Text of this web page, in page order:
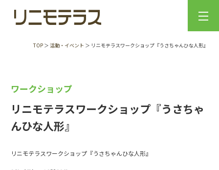
TOP＞ 活動・イベント ＞ リニモテラスワークショップ『うさちゃんひな人形』
ワークショップ
リニモテラスワークショップ『うさちゃ
んひな人形』
リニモテラスワークショップ『うさちゃんひな人形』